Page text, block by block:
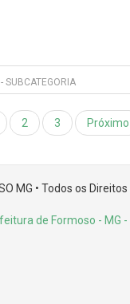
SUBCATEGORIA
2 3 Próximo
MG • Todos os
de Formoso - MG -